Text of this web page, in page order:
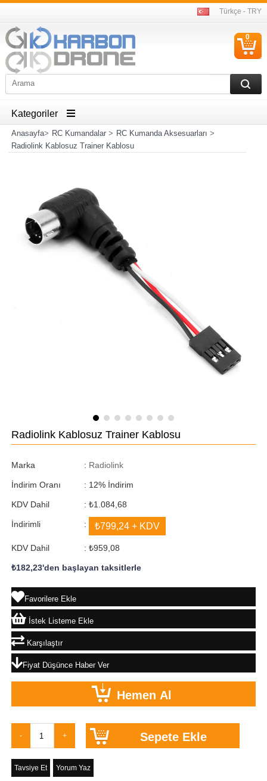
Türkçe - TRY
0
Kategoriler
Anasayfa> RC Kumandalar> RC Kumanda Aksesuarları >
Radiolink Kablosuz Trainer Kablosu
Radiolink Kablosuz Trainer Kablosu
Marka : Radiolink
İndirim Oranı : %
12 İndirim
KDV Dahil : ₺1.084,68
İndirimli : ₺799,24+ KDV
KDV Dahil : ₺959,08
₺182,23'den başlayan taksitlerle
Favorilere Ekle
İstek Listeme Ekle
Karşılaştır
Fiyat Düşünce Haber Ver
Tavsiye Et Yorum Yaz